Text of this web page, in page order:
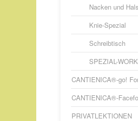
Nacken und
Knie-Spezial
Schreibtisch
SPEZIAL-
CANTIENICA®-go!
CANTIENICA®-
PRIVATLEKTIONEN